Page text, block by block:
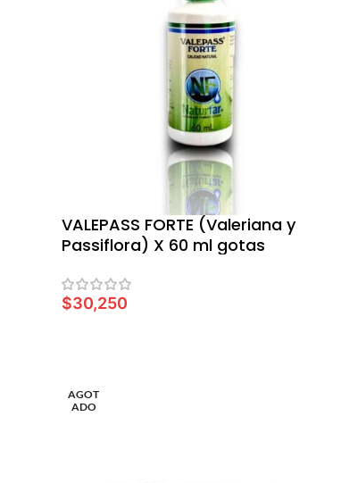
VALEPASS FORTE (Valeriana y
Passiflora) X 60 ml gotas
$30,250
AGOT
ADO